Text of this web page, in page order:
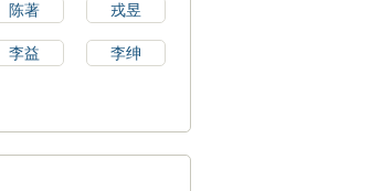
陈著 戎昱
李益 李绅